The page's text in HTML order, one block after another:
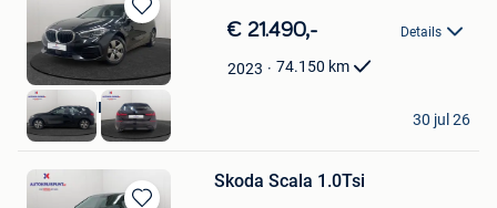
Bewaren
in
Mijn
Favorieten
€ 21.490,- Details
2023 74.150 km
AUTOKRUISPUNT
Tielt
30 jul 26
Skoda Scala 1.0Tsi